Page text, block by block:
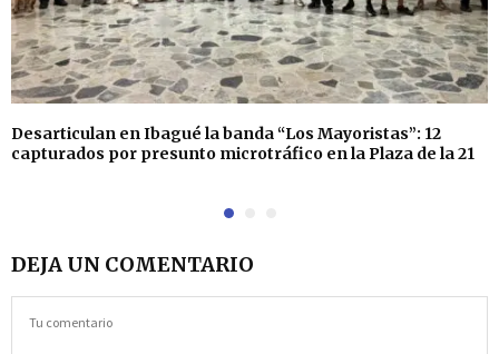
Desarticulan en Ibagué la banda “Los Mayoristas”: 12
capturados por presunto microtráfico en la Plaza de la 21
DEJA UN COMENTARIO